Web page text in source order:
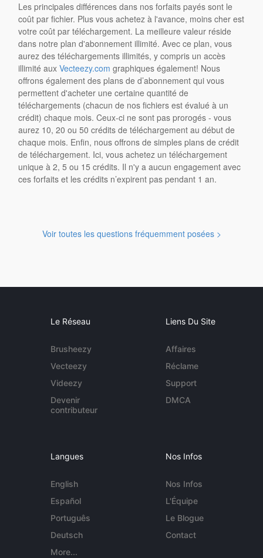
Les principales différences dans nos forfaits payés sont le
coût par fichier. Plus vous achetez à l'avance, moins cher est
votre coût par téléchargement. La meilleure valeur réside
dans notre plan d'abonnement illimité. Avec ce plan, vous
aurez des téléchargements illimités, y compris un accès
illimité auxVecteezy.com graphiques également! Nous
offrons également des plans de d’abonnement qui vous
permettent d'acheter une certaine quantité de
téléchargements (chacun de nos fichiers est évalué à un
crédit) chaque mois. Ceux-ci ne sont pas prorogés - vous
aurez 10, 20 ou 50 crédits de téléchargement au début de
chaque mois. Enfin, nous offrons de simples plans de crédit
de téléchargement. Ici, vous achetez un téléchargement
unique à 2, 5 ou 15 crédits. Il n'y a aucun engagement avec
ces forfaits et les crédits n’expirent pas pendant 1 an.
Voir toutes les questions fréquemment posées >
Le Réseau
Brusheezy
Vecteezy
Videezy
Devenir
contributeur
Liens Du Site
Affaires
Réclame
Support
DMCA
Langues
English
Español
Português
Deutsch
More...
Nos Infos
Nos Infos
L'Équipe
Le Blogue
Contact